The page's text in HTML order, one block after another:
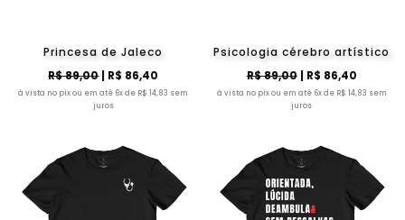
Princesa de Jaleco
R$ 89,00| R$ 86,40
à vista no pix ou em até 6x de R$ 14,83 sem
juros
Psicologia cérebro artístico
R$ 89,00| R$ 86,40
à vista no pix ou em até 6x de R$ 14,83 sem
juros